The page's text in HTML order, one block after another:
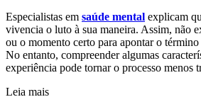
Especialistas em saúde mental explicam
vivencia o luto à sua maneira. Assim, não
ou o momento certo para apontar o
No entanto, compreender algumas
experiência pode tornar o processo menos
Leia mais